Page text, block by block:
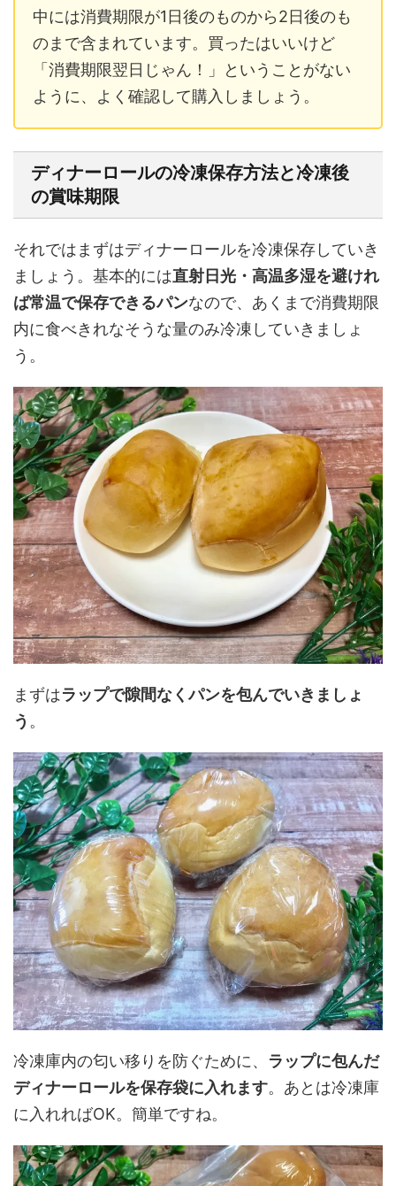
中には消費期限が1日後のものから2日後のも
のまで含まれています。買ったはいいけど
「消費期限翌日じゃん！」ということがない
ように、よく確認して購入しましょう。
ディナーロールの冷凍保存方法と冷凍後
の賞味期限
それではまずはディナーロールを冷凍保存していき
ましょう。基本的には直射日光・高温多湿を避けれ
ば常温で保存できるパンなので、あくまで消費期限
内に食べきれなそうな量のみ冷凍していきましょ
う。
まずはラップで隙間なくパンを包んでいきましょ
う 。
冷凍庫内の匂い移りを防ぐために、 ラップに包んだ
ディナーロールを保存袋に入れます。あとは冷凍庫
に入れればOK。簡単ですね。